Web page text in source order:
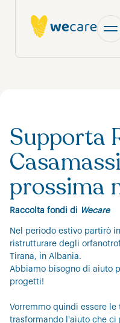
Supporta
prossima
Raccolta fondi di Wecare
Nel periodo estivo partirò
ristrutturare degli
Tirana, in Albania.
Abbiamo bisogno di aiuto
progetti!
Vorremmo quindi essere
trasformando l'aiuto che ci